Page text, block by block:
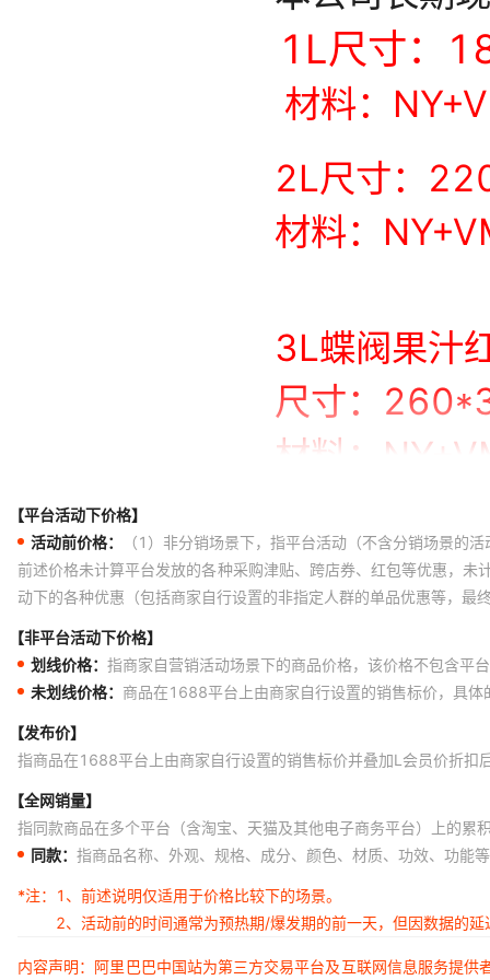
【平台活动下价格】
活动前价格：
（1）非分销场景下，指平台活动（不含分销场景的
前述价格未计算平台发放的各种采购津贴、跨店券、红包等优惠，
动下的各种优惠（包括商家自行设置的非指定人群的单品优惠等，
【非平台活动下价格】
划线价格： 指商家自营销活动场景下的商品价格，该价格不包含平
未划线价格： 商品在1688平台上由商家自行设置的销售标价，具
【发布价】
指商品在1688平台上由商家自行设置的销售标价并叠加L会员价折扣
【全网销量】
指同款商品在多个平台（含淘宝、天猫及其他电子商务平台）上的累
同款： 指商品名称、外观、规格、成分、颜色、材质、功效、功能
*注：
1、前述说明仅适用于价格比较下的场景。
2、活动前的时间通常为预热期/爆发期的前一天，但因数据的
内容声明：阿里巴巴中国站为第三方交易平台及互联网信息服务提